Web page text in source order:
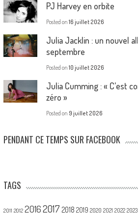
PJ Harvey en orbite
Posted on 16 juillet 2026
Julia Jacklin : un nouvel
septembre
Posted on 10 juillet 2026
Julia Cumming : « C’est
zéro »
Posted on 9 juillet 2026
PENDANT CE TEMPS SUR FACEBOOK
TAGS
2011 2012 20162017 2018 2019 2020 2021 2022 2023